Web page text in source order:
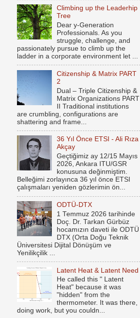
Climbing up the Leaderhip
Tree
Dear y-Generation
Professionals. As you
struggle, challenge, and
passionately pursue to climb up the
ladder in a corporate environment let ...
Citizenship & Matrix PART
2
Dual – Triple Citizenship &
Matrix Organizations PART
II Traditional institutions
are crumbling, configurations are
shattering and frame...
36 Yıl Önce ETSI - Ali Rıza
Akçay
Geçtiğimiz ay 12/15 Mayıs
2026, Ankara ITU/GSR
konusuna değinmiştim.
Belleğimi zorlayınca 36 yıl önce ETSI
çalışmaları yeniden gözlerimin ön...
ODTÜ-DTX
1 Temmuz 2026 tarihinde
Doç. Dr. Tarkan Gürbüz
hocamızın daveti ile ODTÜ
DTX (Orta Doğu Teknik
Üniversitesi Dijital Dönüşüm ve
Yenilikçilik ...
Latent Heat & Latent Need
He called this " Latent
Heat" because it was
"hidden" from the
thermometer. It was there,
doing work, but you couldn...